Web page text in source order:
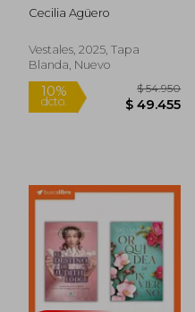
+ LA CANCION DE
LAS HERMANAS
Cecilia Agüero
Vestales, 2025, Tapa
Blanda, Nuevo
10%
dcto.
$ 54.950
$ 49.455
Rápido